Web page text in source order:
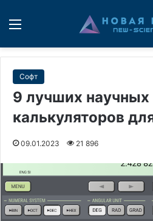
Софт
9 лучших научных
калькуляторов
09.01.2023 21 896